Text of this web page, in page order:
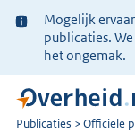
Ter
informatie:
Mogelijk
publicaties.
het ongemak.
U
Publicaties Officiële